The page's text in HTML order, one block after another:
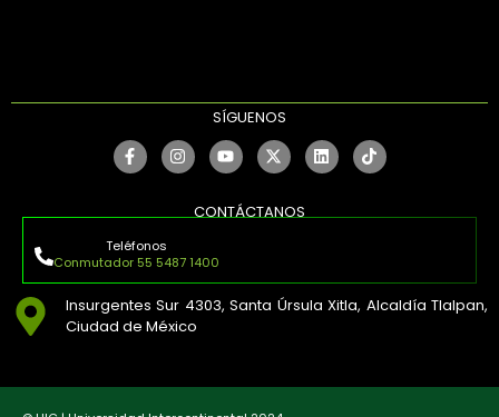
SÍGUENOS
CONTÁCTANOS
Teléfonos
Conmutador 55 5487 1400
Insurgentes Sur 4303, Santa Úrsula Xitla, Alcaldía Tlalpan,
Ciudad de México